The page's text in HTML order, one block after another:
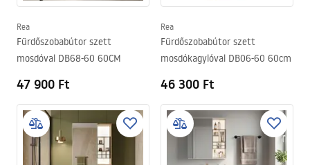
Rea
Fürdőszobabútor szett
mosdóval DB68-60 60CM
47 900 Ft
Rea
Fürdőszobabútor szett
mosdókagylóval DB06-60 60cm
46 300 Ft